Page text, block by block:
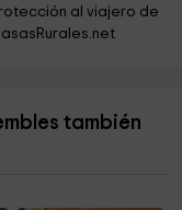
al viajero de
también